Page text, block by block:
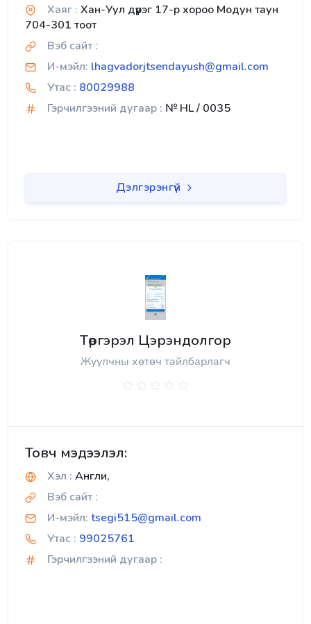
Хаяг : Хан-Уул дүүрэг 17-р хороо Модун таун
704-301 тоот
Вэб сайт :
И-мэйл: lhagvadorjtsendayush@gmail.com
Утас : 80029988
Гэрчилгээний дугаар : № HL / 0035
Дэлгэрэнгүй
Төргэрэл Цэрэндолгор
Жуулчны хөтөч тайлбарлагч
Товч мэдээлэл:
Хэл : Англи,
Вэб сайт :
И-мэйл: tsegi515@gmail.com
Утас : 99025761
Гэрчилгээний дугаар :